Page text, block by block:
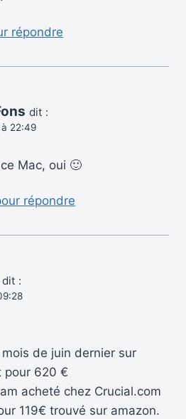
répondre
dit :
22:49
Mac, oui 🙂
répondre
dit :
mois de juin dernier sur
pour 620 €
acheté chez Crucial.com
119€ trouvé sur amazon.